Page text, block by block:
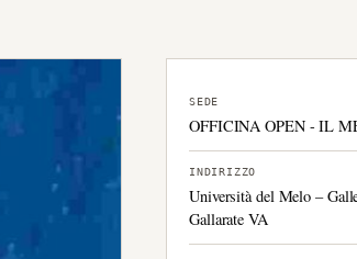
SEDE
OFFICINA OPEN - IL
INDIRIZZO
Università del Melo –
Gallarate VA